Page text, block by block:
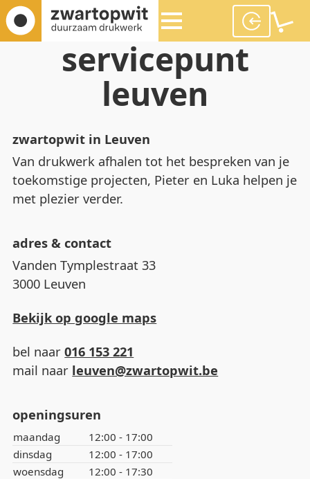
servicepunt
leuven
zwartopwit in Leuven
Van drukwerk afhalen tot het bespreken van je
toekomstige projecten, Pieter en Luka helpen je
met plezier verder.
adres & contact
Vanden Tymplestraat 33
3000 Leuven
Bekijk op google maps
bel naar016 153 221
mail naar leuven@zwartopwit.be
openingsuren
maandag
12:00 - 17:00
dinsdag
12:00 - 17:00
woensdag
12:00 - 17:30